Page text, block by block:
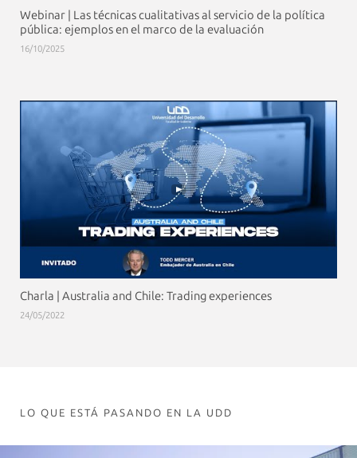
Webinar | Las técnicas cualitativas al servicio de la política
pública: ejemplos en el marco de la evaluación
16/10/2025
Charla | Australia and Chile: Trading experiences
24/05/2022
LO QUE ESTÁ PASANDO EN LA UDD